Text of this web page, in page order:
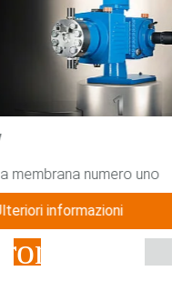
Industrie
Applicazioni
Tecnologie
Previous
Il più grande